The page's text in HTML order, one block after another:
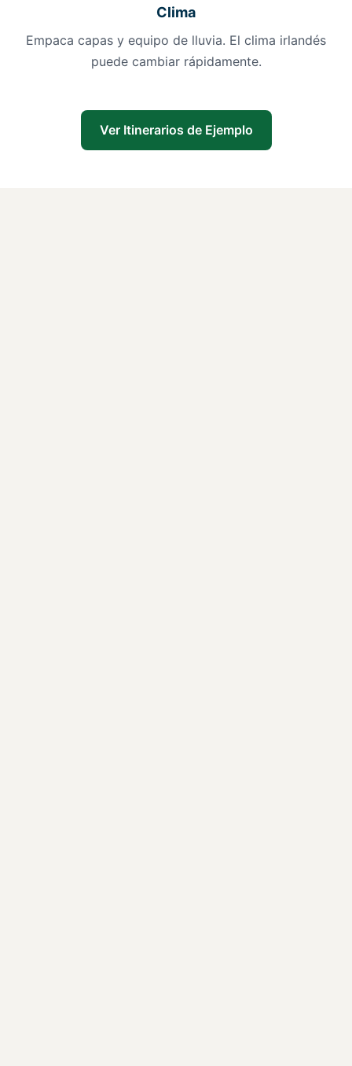
Clima
Empaca capas y equipo de lluvia. El clima irlandés
puede cambiar rápidamente.
Ver Itinerarios de Ejemplo